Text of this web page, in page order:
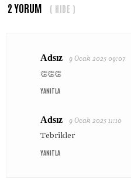
2 YORUM ( HIDE )
Adsız 9 Ocak 2025 09:07
👏👏👏
YANITLA
Adsız 9 Ocak 2025 11:10
Tebrikler
YANITLA